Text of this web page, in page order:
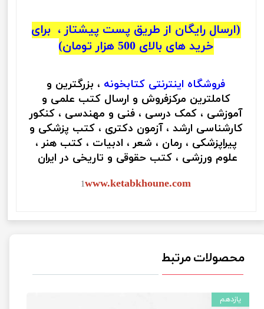
(ارسال رایگان از طریق پست پیشتاز ، برای
خرید های بالای 500 هزار تومان)
فروشگاه اینترنتی کتابخونه ، بزرگترین و
کاملترین مرکزفروش و ارسال کتب علمی و
آموزشی ، کمک درسی ، فنی و مهندسی ، کنکور
کارشناسی ارشد ، آزمون دکتری ، کتب پزشکی و
پیراپزشکی ، رمان ، شعر ، ادبیات ، کتب هنر ،
علوم ورزشی ، کتب حقوقی و تاریخی در ایران
1www.ketabkhoune.com
محصولات مرتبط
یازدهم